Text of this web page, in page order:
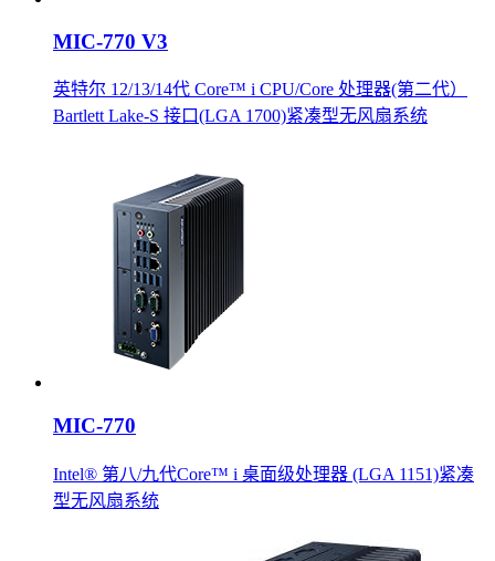
MIC-770 V3
英特尔 12/13/14代 Core™ i CPU/Core 处理器(第二代）
Bartlett Lake-S 接口(LGA 1700)紧凑型无风扇系统
MIC-770
Intel® 第八/九代Core™ i 桌面级处理器 (LGA 1151)紧凑
型无风扇系统